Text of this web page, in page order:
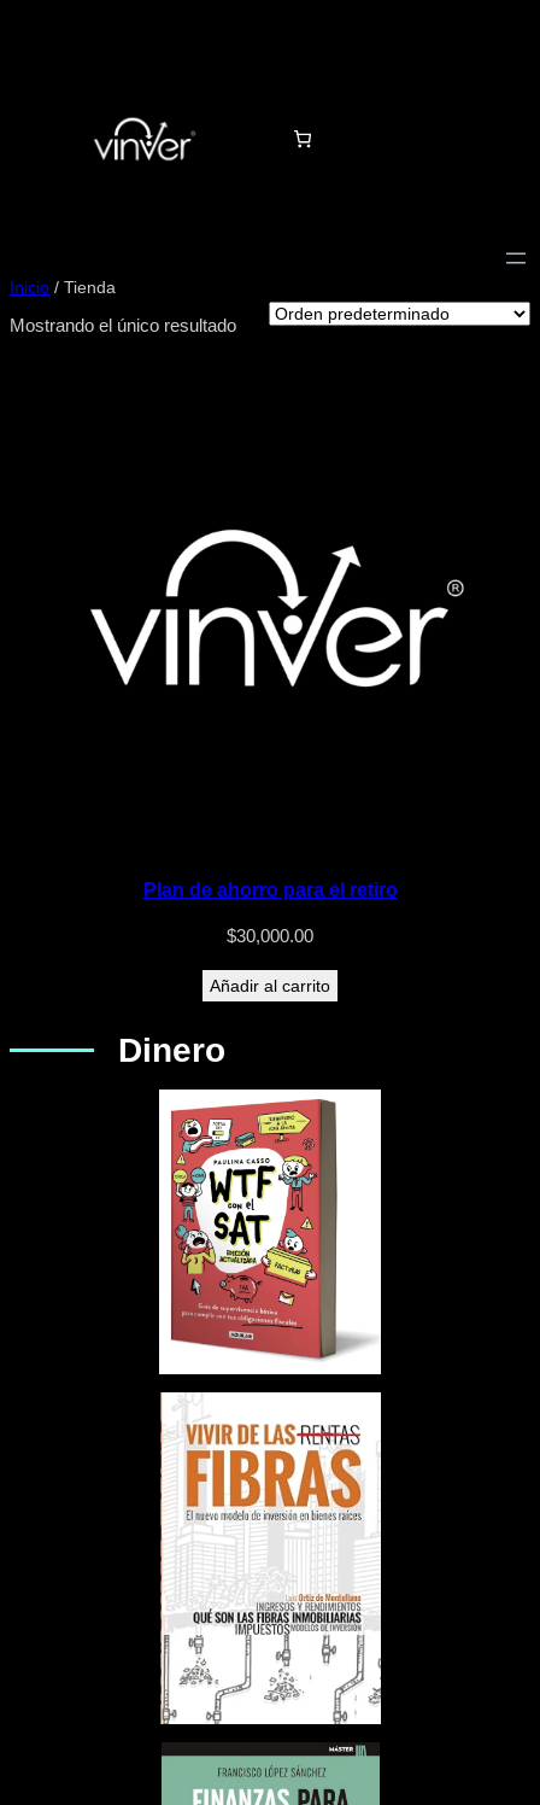
Inicio / Tienda
Mostrando el único resultado
Plan de ahorro para el retiro
$30,000.00
Añadir al carrito
Dinero